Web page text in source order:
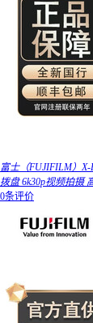
富士（FUJIFILM）
拨盘 6k30p视频拍摄
0条评价